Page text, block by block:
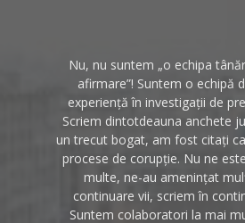
Nu, nu suntem „o echipa
afirmare”! Suntem o echipă
experiență în investigații de
Scriem dintotdeauna anchete
un trecut bogat, am fost citați
procese de corupție. Nu ne
multe, ne-au amenințat
continuare vii, scriem în
Suntem colaboratori la mai